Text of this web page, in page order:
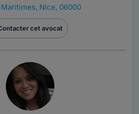
, Nice, 06000
cet avocat